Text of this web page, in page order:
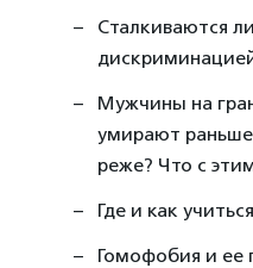
Сталкиваются
Мужчины на
умирают раньше
реже? Что с
Где и как
Гомофобия и ее